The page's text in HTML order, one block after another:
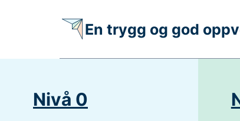
En trygg og god
Nivå 0